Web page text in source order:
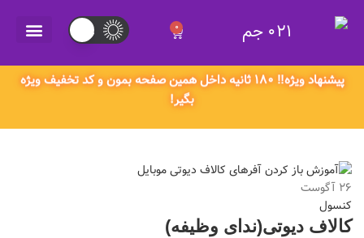
021 جم 0
پیشنهاد ویژه‼️ ۱۸۰ ثانیه داخل همین صفحه بمون و کد تخفیف ویژه
بگیر!
26 آگوست
کنسول
کالاف دیوتی(ندای وظیفه)